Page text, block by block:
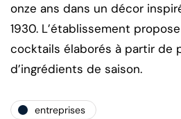
onze ans dans un décor
1930. L’établissement
cocktails élaborés à partir de
d’ingrédients de saison.
entreprises